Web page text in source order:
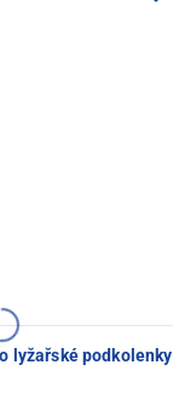
lyžařské podkolenky